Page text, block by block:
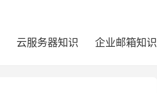
云服务器知识 企业邮箱知识